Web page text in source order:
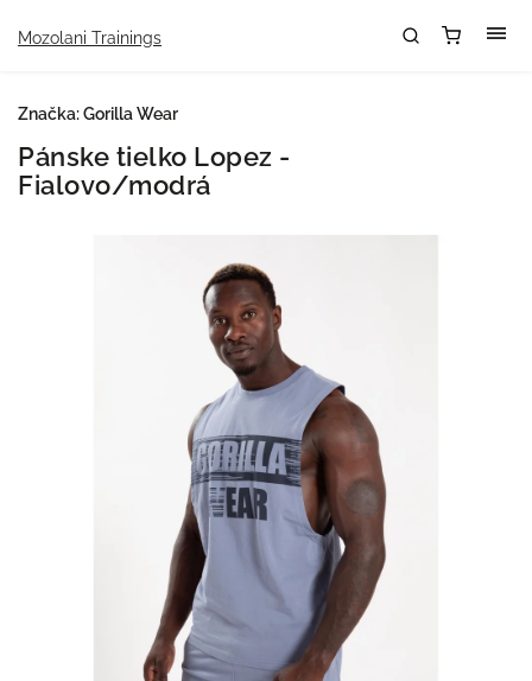
Mozolani Trainings
Pánske tielko Lopez -
Fialovo/modrá
Značka:Gorilla Wear